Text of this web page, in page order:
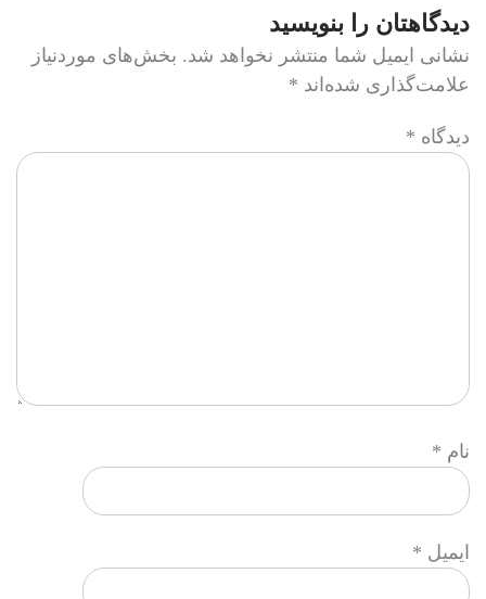
دیدگاهتان را بنویسید
نشانی ایمیل شما منتشر نخواهد شد. بخش‌های موردنیاز
علامت‌گذاری شده‌اند *
دیدگاه *
نام *
ایمیل *